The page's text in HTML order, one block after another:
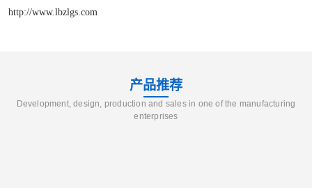
http://www.lbzlgs.com
产品推荐
Development, design, production and sales in one of the manufacturing
enterprises